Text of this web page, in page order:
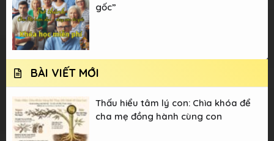
gốc”
BÀI VIẾT MỚI
Thấu hiểu tâm lý con: Chìa khóa để
cha mẹ đồng hành cùng con